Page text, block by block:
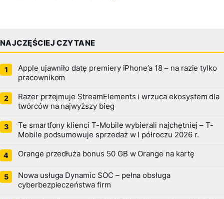
NAJCZĘŚCIEJ CZYTANE
Apple ujawniło datę premiery iPhone’a 18 – na razie tylko
pracownikom
Razer przejmuje StreamElements i wrzuca ekosystem dla
twórców na najwyższy bieg
Te smartfony klienci T-Mobile wybierali najchętniej – T-
Mobile podsumowuje sprzedaż w I półroczu 2026 r.
Orange przedłuża bonus 50 GB w Orange na kartę
Nowa usługa Dynamic SOC – pełna obsługa
cyberbezpieczeństwa firm